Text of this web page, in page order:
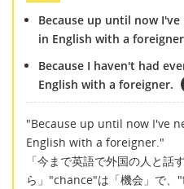
Because up until now
in English with a
Because I haven't had
English with a foreigner.
"Because up until now I've
English with a foreigner."
「今まで英語で外国の人と話
ら」"chance"は「機会」で